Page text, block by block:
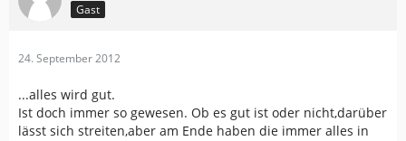
Gast
24. September 2012
...alles wird gut.
Ist doch immer so gewesen. Ob es gut ist oder nicht,darüber
lässt sich streiten,aber am Ende haben die immer alles in